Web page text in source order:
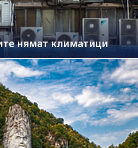
нямат климатици